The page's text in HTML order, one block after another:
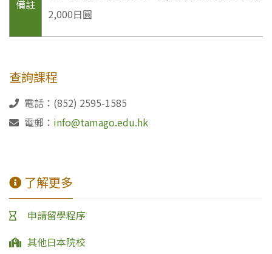
備註
2,000日圓
查詢課程
電話：(852) 2595-1585
電郵： info@tamago.edu.hk
了解更多
申請留學程序
其他日本院校